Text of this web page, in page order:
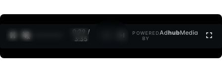
0:30 /
3:35
POWERED
BY
AdhubMedia